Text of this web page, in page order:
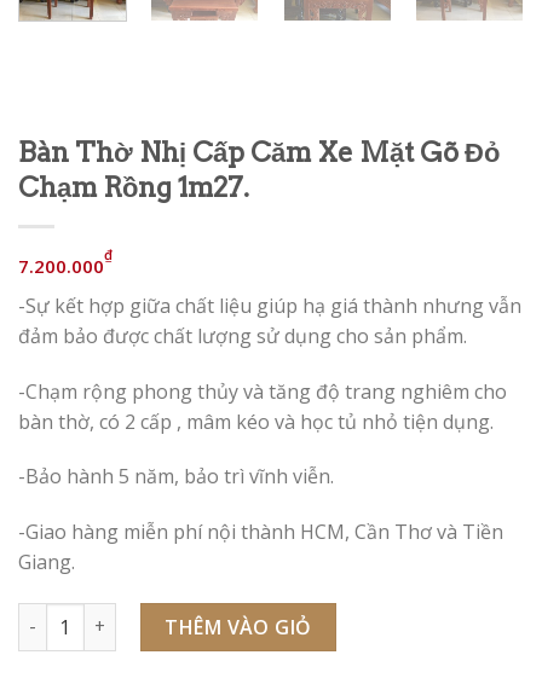
Bàn Thờ Nhị Cấp Căm Xe Mặt Gõ Đỏ
Chạm Rồng 1m27.
7.200.000₫
-Sự kết hợp giữa chất liệu giúp hạ giá thành nhưng vẫn
đảm bảo được chất lượng sử dụng cho sản phẩm.
-Chạm rộng phong thủy và tăng độ trang nghiêm cho
bàn thờ, có 2 cấp , mâm kéo và học tủ nhỏ tiện dụng.
-Bảo hành 5 năm, bảo trì vĩnh viễn.
-Giao hàng miễn phí nội thành HCM, Cần Thơ và Tiền
Giang.
Số lượng THÊM VÀO GIỎ